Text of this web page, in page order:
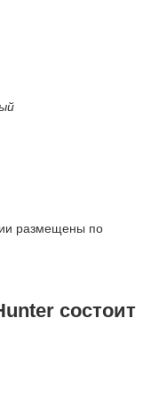
размещены по
состоит